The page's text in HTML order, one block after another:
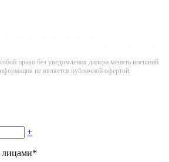
право без уведомления дилера менять внешний
не является публичной офертой.
+
лицами*